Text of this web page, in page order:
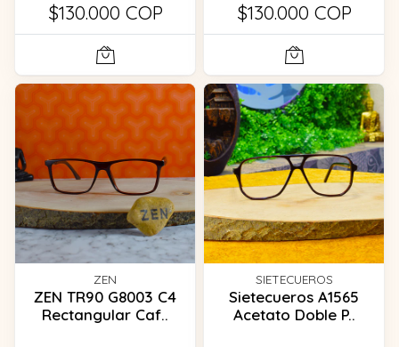
$130.000 COP $130.000 COP
ZEN
ZEN TR90 G8003 C4
Rectangular Caf..
SIETECUEROS
Sietecueros A1565
Acetato Doble P..